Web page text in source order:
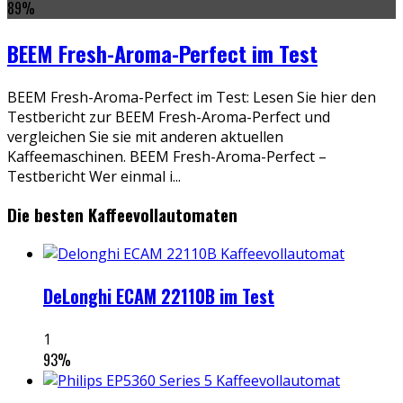
89%
BEEM Fresh-Aroma-Perfect im Test
BEEM Fresh-Aroma-Perfect im Test: Lesen Sie hier den
Testbericht zur BEEM Fresh-Aroma-Perfect und
vergleichen Sie sie mit anderen aktuellen
Kaffeemaschinen. BEEM Fresh-Aroma-Perfect –
Testbericht Wer einmal i...
Die besten Kaffeevollautomaten
DeLonghi ECAM 22110B im Test
1
93%